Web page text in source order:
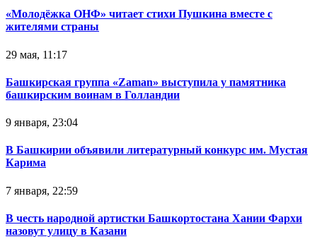
«Молодёжка ОНФ» читает стихи Пушкина вместе с
жителями страны
29 мая, 11:17
Башкирская группа «Zaman» выступила у памятника
башкирским воинам в Голландии
9 января, 23:04
В Башкирии объявили литературный конкурс им. Мустая
Карима
7 января, 22:59
В честь народной артистки Башкортостана Хании Фархи
назовут улицу в Казани